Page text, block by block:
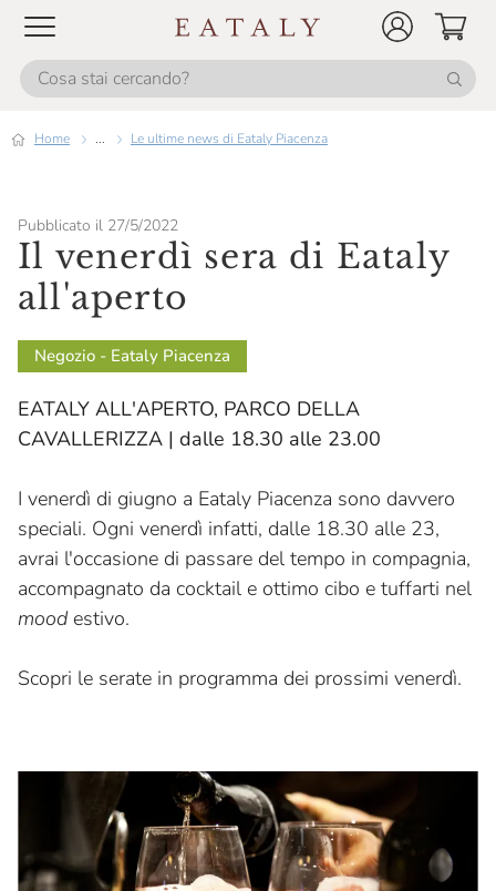
Home ... Le ultime news di Eataly Piacenza
Pubblicato il 27/5/2022
Il venerdì sera di Eataly
all'aperto
Negozio - Eataly Piacenza
EATALY ALL'APERTO, PARCO DELLA
CAVALLERIZZA | dalle 18.30 alle 23.00
I venerdì di giugno a Eataly Piacenza sono davvero
speciali. Ogni venerdì infatti, dalle 18.30 alle 23,
avrai l'occasione di passare del tempo in compagnia,
accompagnato da cocktail e ottimo cibo e tuffarti nel
mood estivo.
Scopri le serate in programma dei prossimi venerdì.